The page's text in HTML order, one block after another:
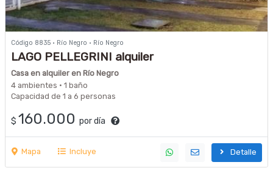
Código 8835 · Río Negro · Río Negro
LAGO PELLEGRINI alquiler
Casa en alquiler en Río Negro
4 ambientes · 1 baño
Capacidad de 1 a 6 personas
$ 160.000 por día
Mapa Incluye Detalle